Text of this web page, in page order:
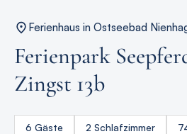
Ferienhaus in Ostseebad
Ferienpark
Zingst 13b
6 Gäste 2 Schlafzimmer